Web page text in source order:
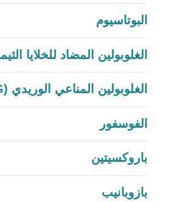
البوتاسيوم
الغلوبولين المضاد للخلايا
الغلوبولين المناعي الوريدي (IVIG)
الفوسفور
باروكسيتين
بازوبانيب